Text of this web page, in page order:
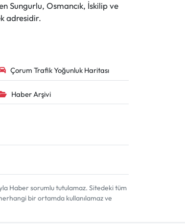
Sungurlu, Osmancık, İskilip ve
adresidir.
Çorum Trafik Yoğunluk Haritası
Haber Arşivi
Haber sorumlu tutulamaz. Sitedeki tüm
bir ortamda kullanılamaz ve